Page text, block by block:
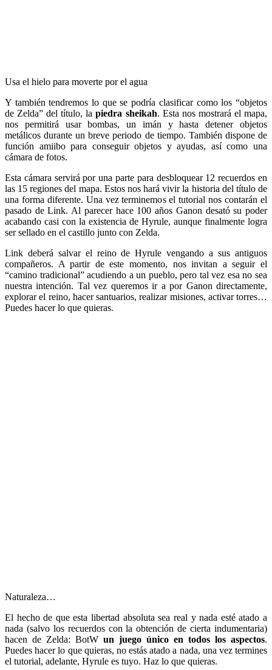
Usa el hielo para moverte por el agua
Y también tendremos lo que se podría clasificar como los “objetos
de Zelda” del título, lapiedra sheikah. Esta nos mostrará el mapa,
nos permitirá usar bombas, un imán y hasta detener objetos
metálicos durante un breve periodo de tiempo. También dispone de
función amiibo para conseguir objetos y ayudas, así como una
cámara de fotos.
Esta cámara servirá por una parte para desbloquear 12 recuerdos en
las 15 regiones del mapa. Estos nos hará vivir la historia del título de
una forma diferente. Una vez terminemos el tutorial nos contarán el
pasado de Link. Al parecer hace 100 años Ganon desató su poder
acabando casi con la existencia de Hyrule, aunque finalmente logra
ser sellado en el castillo junto con Zelda.
Link deberá salvar el reino de Hyrule vengando a sus antiguos
compañeros. A partir de este momento, nos invitan a seguir el
“camino tradicional” acudiendo a un pueblo, pero tal vez esa no sea
nuestra intención. Tal vez queremos ir a por Ganon directamente,
explorar el reino, hacer santuarios, realizar misiones, activar torres…
Puedes hacer lo que quieras.
Naturaleza…
El hecho de que esta libertad absoluta sea real y nada esté atado a
nada (salvo los recuerdos con la obtención de cierta indumentaria)
hacen de Zelda: BotW un juego único en todos los aspectos.
Puedes hacer lo que quieras, no estás atado a nada, una vez termines
el tutorial, adelante, Hyrule es tuyo. Haz lo que quieras.